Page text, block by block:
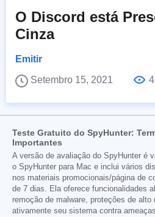
O Discord está
Cinza
Emitir
Setembro 15, 2021
Teste Gratuito do SpyHunter:
Importantes
A versão de avaliação do SpyHunter é
o SpyHunter para Mac e inclui vários
nos materiais promocionais/página de
de 7 dias. Ela oferece funcionalidades
remoção de malware, proteções de alto
ativamente seu sistema contra